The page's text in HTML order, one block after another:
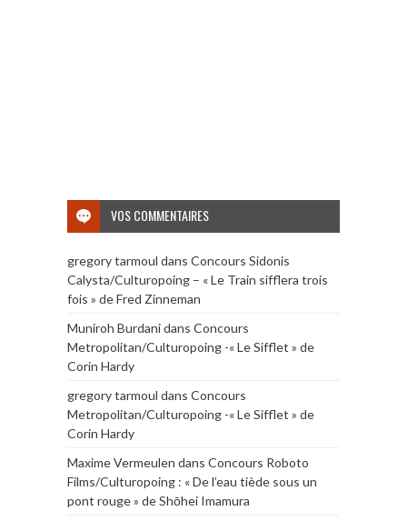
VOS COMMENTAIRES
gregory tarmoul dans Concours Sidonis
Calysta/Culturopoing – « Le Train sifflera trois
fois » de Fred Zinneman
Muniroh Burdanidans Concours
Metropolitan/Culturopoing -« Le Sifflet » de
Corin Hardy
gregory tarmoul dans Concours
Metropolitan/Culturopoing -« Le Sifflet » de
Corin Hardy
Maxime Vermeulen dans Concours Roboto
Films/Culturopoing : « De l’eau tiède sous un
pont rouge » de Shōhei Imamura